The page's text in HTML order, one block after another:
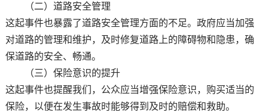
（二）道路安全管理
这起事件也暴露了道路安全管理方面的不足。政府应当加强
对道路的管理和维护，及时修复道路上的障碍物和隐患，确
保道路的安全、畅通。
（三）保险意识的提升
这起事件也提醒我们，公众应当增强保险意识，购买适当的
保险，以便在发生事故时能够得到及时的赔偿和救助。